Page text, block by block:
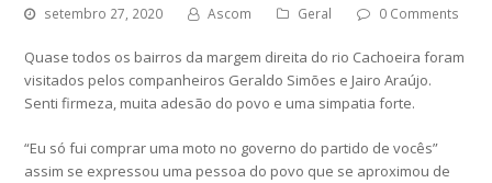
setembro 27, 2020 Ascom Geral 0 Comments
Quase todos os bairros da margem direita do rio Cachoeira foram
visitados pelos companheiros Geraldo Simões e Jairo Araújo.
Senti firmeza, muita adesão do povo e uma simpatia forte.
“Eu só fui comprar uma moto no governo do partido de vocês”
assim se expressou uma pessoa do povo que se aproximou de